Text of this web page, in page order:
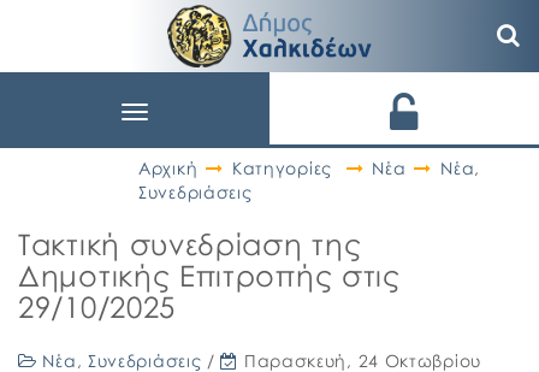
Toggle
Αρχική
Κατηγορίες Νέα Νέα,
Συνεδριάσεις
Τακτική συνεδρίαση της
Δημοτικής Επιτροπής στις
29/10/2025
Νέα , Συνεδριάσεις /
Παρασκευή, 24 Οκτωβρίου